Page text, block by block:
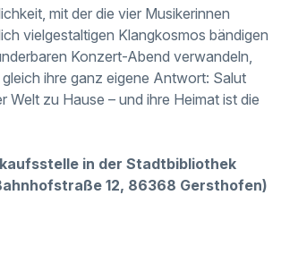
mit der die vier Musikerinnen
vielgestaltigen Klangkosmos bändigen
Konzert-Abend verwandeln,
ihre ganz eigene Antwort: Salut
Welt zu Hause – und ihre Heimat ist die
in der Stadtbibliothek
12, 86368 Gersthofen)